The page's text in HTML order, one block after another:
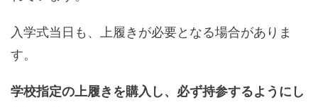
入学式当日も、上履きが必要となる場合がありま
す。
学校指定の上履きを購入し、必ず持参するようにし